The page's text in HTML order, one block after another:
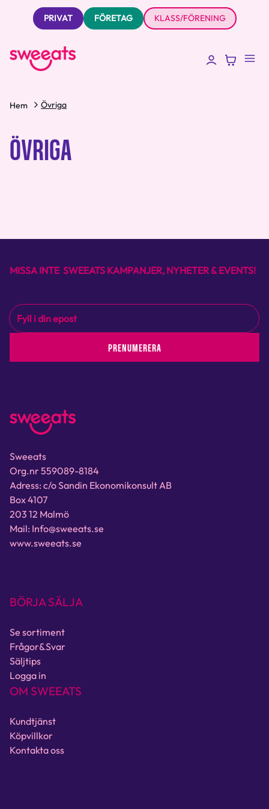
PRIVAT FÖRETAG KLASS/FÖRENING
Hem Övriga
ÖVRIGA
MISSA INTE SWEEATS KAMPANJER, NYHETER & EVENTS!
PRENUMERERA
Sweeats
Org.nr 559089-8184
Adress: c/o Sandin Ekonomikonsult AB
Box 4107
203 12 Malmö
Mail: Info@sweeats.se
www.sweeats.se
BÖRJA SÄLJA
Se sortiment
Frågor&Svar
Säljtips
Logga in
OM SWEEATS
Kundtjänst
Köpvillkor
Kontakta oss